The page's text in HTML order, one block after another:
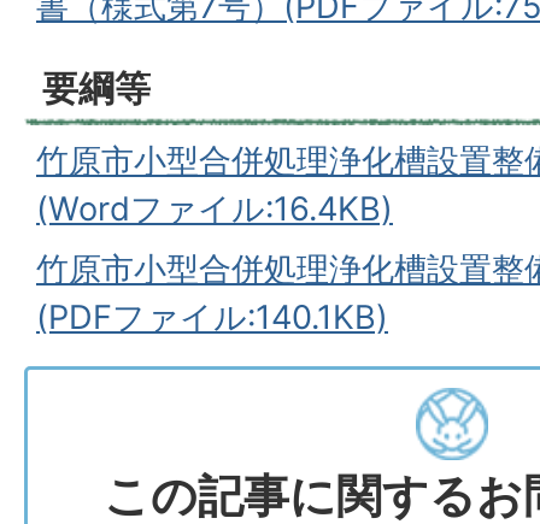
要綱等
竹原市小型合併処理浄化槽設置整
(Wordファイル:16.4KB)
竹原市小型合併処理浄化槽設置整
(PDFファイル:140.1KB)
この記事に関する